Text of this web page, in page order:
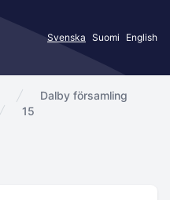
Svenska Suomi English
Dalby församling
15